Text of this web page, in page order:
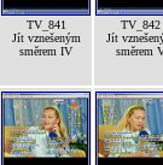
TV_841
Jít vznešeným
směrem IV
TV_842
Jít
směrem